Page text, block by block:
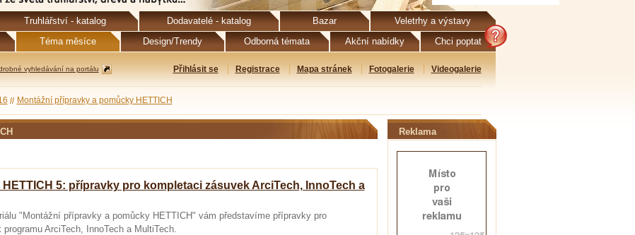
Truhlářství - katalog Dodavatelé - katalog Bazar
Veletrhy a výstavy
Téma měsíce Design/Trendy Odborná témata Akční nabídky Chci poptat
vyhledávání na portálu Přihlásit se Registrace Mapa stránek Fotogalerie Videogalerie
Montážní přípravky a pomůcky HETTICH
5: přípravky pro kompletaci zásuvek ArciTech, InnoTech a
"Montážní přípravky a pomůcky HETTICH" vám představíme přípravky pro
ArciTech, InnoTech a MultiTech.
Reklama